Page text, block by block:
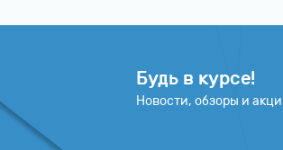
Будь в курсе!
Новости, обзоры и